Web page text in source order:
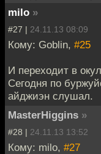
milo »
#27 | 24.11.13 08:09
Кому: Goblin, #25
И переходит в
Сегодня по
айджиэн слушал.
MasterHiggins »
#28 | 24.11.13 13:52
Кому: milo, #27